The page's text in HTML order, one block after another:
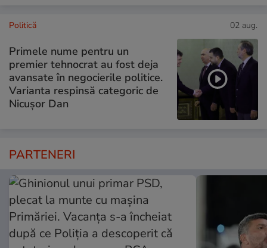
Politică 02 aug.
Primele nume pentru un
premier tehnocrat au fost deja
avansate în negocierile politice.
Varianta respinsă categoric de
Nicușor Dan
PARTENERI